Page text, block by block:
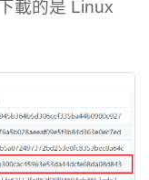
載的是 Linux